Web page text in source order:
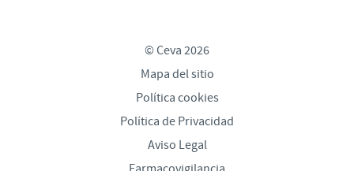
© Ceva 2026
Mapa del sitio
Política cookies
Política de Privacidad
Aviso Legal